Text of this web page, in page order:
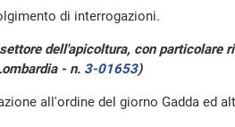
di interrogazioni.
dell'apicoltura, con particolare
- n. 3-01653)
all'ordine del giorno Gadda ed